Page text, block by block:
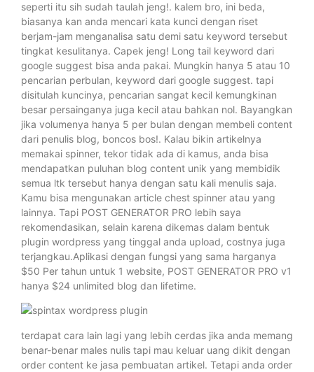
seperti itu sih sudah taulah jeng!. kalem bro, ini beda,
biasanya kan anda mencari kata kunci dengan riset
berjam-jam menganalisa satu demi satu keyword tersebut
tingkat kesulitanya. Capek jeng! Long tail keyword dari
google suggest bisa anda pakai. Mungkin hanya 5 atau 10
pencarian perbulan, keyword dari google suggest. tapi
disitulah kuncinya, pencarian sangat kecil kemungkinan
besar persainganya juga kecil atau bahkan nol. Bayangkan
jika volumenya hanya 5 per bulan dengan membeli content
dari penulis blog, boncos bos!. Kalau bikin artikelnya
memakai spinner, tekor tidak ada di kamus, anda bisa
mendapatkan puluhan blog content unik yang membidik
semua ltk tersebut hanya dengan satu kali menulis saja.
Kamu bisa mengunakan article chest spinner atau yang
lainnya. Tapi POST GENERATOR PRO lebih saya
rekomendasikan, selain karena dikemas dalam bentuk
plugin wordpress yang tinggal anda upload, costnya juga
terjangkau.Aplikasi dengan fungsi yang sama harganya
$50 Per tahun untuk 1 website, POST GENERATOR PRO v1
hanya $24 unlimited blog dan lifetime.
terdapat cara lain lagi yang lebih cerdas jika anda memang
benar-benar males nulis tapi mau keluar uang dikit dengan
order content ke jasa pembuatan artikel. Tetapi anda order